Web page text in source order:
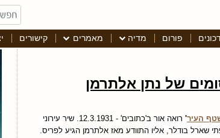
פורום מדיה מאמרים קישורים
של נתן אלתרמן
העיר'
רואה אור ב'כתובים' - 12.3.1931. שיר עירוני
בודלר, אליו התוודע מאז אלתרמן הגיע לפריס.